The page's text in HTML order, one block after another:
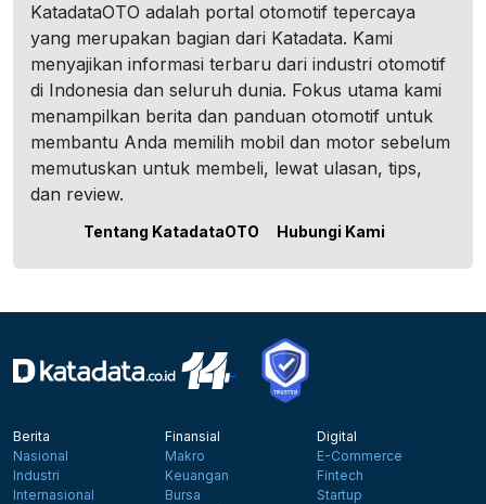
KatadataOTO adalah portal otomotif tepercaya
yang merupakan bagian dari Katadata. Kami
menyajikan informasi terbaru dari industri otomotif
di Indonesia dan seluruh dunia. Fokus utama kami
menampilkan berita dan panduan otomotif untuk
membantu Anda memilih mobil dan motor sebelum
memutuskan untuk membeli, lewat ulasan, tips,
dan review.
Tentang KatadataOTO Hubungi Kami
Berita
Nasional
Industri
Internasional
Finansial
Makro
Keuangan
Bursa
Digital
E-Commerce
Fintech
Startup